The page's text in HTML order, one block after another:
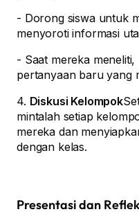
- Dorong siswa untuk
menyoroti informasi
- Saat mereka
pertanyaan baru yang
4. Diskusi Kelompok
mintalah setiap
mereka dan
dengan kelas.
Presentasi dan